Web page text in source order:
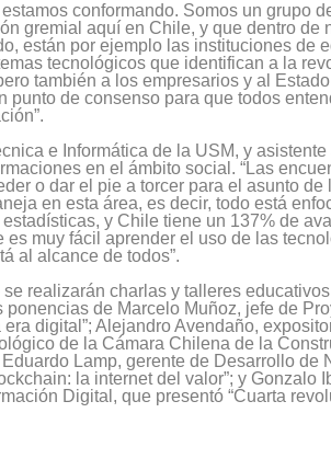
conformando. Somos un grupo
gremial aquí en Chile, y que dentro de
están por ejemplo las instituciones de
tecnológicos que identifican a la
también a los empresarios y al
punto de consenso para que todos
e Informática de la USM, y
en el ámbito social. “Las
o dar el pie a torcer para el asunto
en esta área, es decir, todo está
y Chile tiene un 137% de
muy fácil aprender el uso de las
al alcance de todos”.
realizarán charlas y talleres
de Marcelo Muñoz, jefe de
digital”; Alejandro Avendaño,
de la Cámara Chilena de la
Lamp, gerente de Desarrollo de
la internet del valor”; y Gonzalo
Digital, que presentó “Cuarta